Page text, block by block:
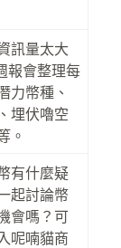
訊量太大
報會整理每
力幣種、
埋伏嚕空
。
有什麼疑
起討論幣
會嗎？可
呢喃貓商